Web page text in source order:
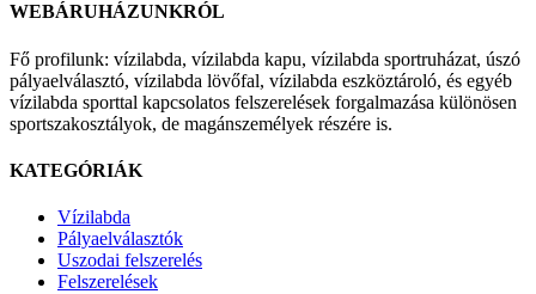
WEBÁRUHÁZUNKRÓL
Fő profilunk: vízilabda, vízilabda kapu, vízilabda sportruházat, úszó
pályaelválasztó, vízilabda lövőfal, vízilabda eszköztároló, és egyéb
vízilabda sporttal kapcsolatos felszerelések forgalmazása különösen
sportszakosztályok, de magánszemélyek részére is.
KATEGÓRIÁK
Vízilabda
Pályaelválasztók
Uszodai felszerelés
Felszerelések